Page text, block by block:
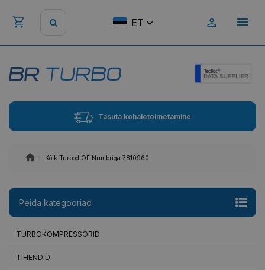
ET
Tasuta kohaletoimetamine
Kõik Turbod OE Numbriga 7810960
Peida kategooriad
TURBOKOMPRESSORID
TIHENDID